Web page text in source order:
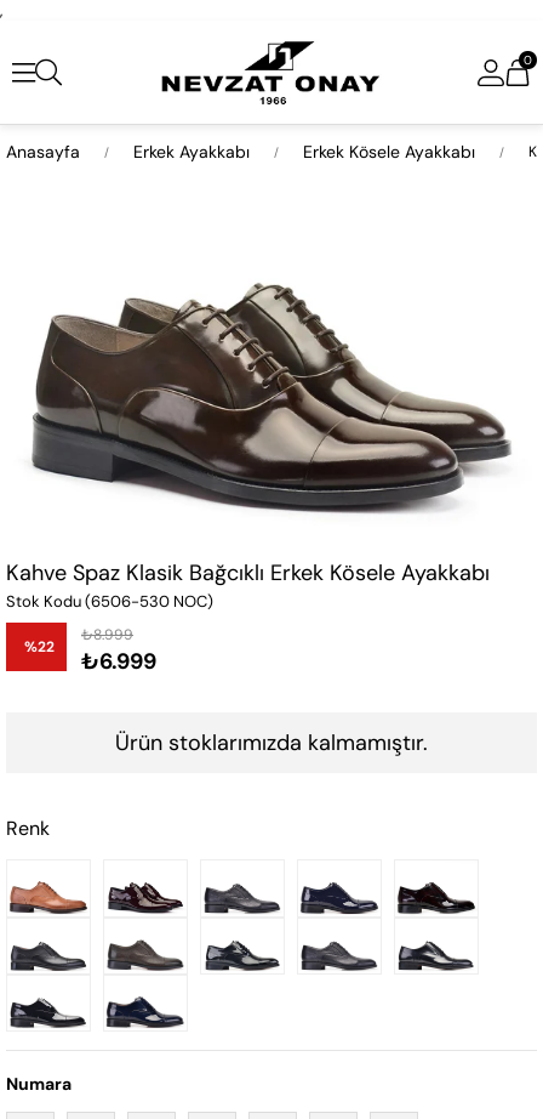
,
0
Anasayfa Erkek Ayakkabı Erkek Kösele Ayakkabı
Kahve Spaz Klasik Bağcıklı Erkek Kösele Ayakkabı
Stok Kodu(6506-530 NOC)
%22
İndirim
₺8.999
₺6.999
Ürün stoklarımızda kalmamıştır.
Renk
Numara